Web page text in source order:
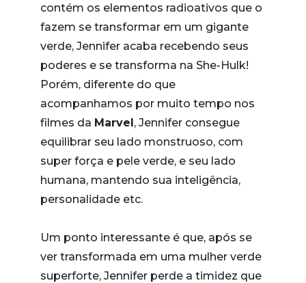
contém os elementos radioativos que o
fazem se transformar em um gigante
verde, Jennifer acaba recebendo seus
poderes e se transforma na She-Hulk!
Porém, diferente do que
acompanhamos por muito tempo nos
filmes da Marvel, Jennifer consegue
equilibrar seu lado monstruoso, com
super força e pele verde, e seu lado
humana, mantendo sua inteligência,
personalidade etc.
Um ponto interessante é que, após se
ver transformada em uma mulher verde
superforte, Jennifer perde a timidez que